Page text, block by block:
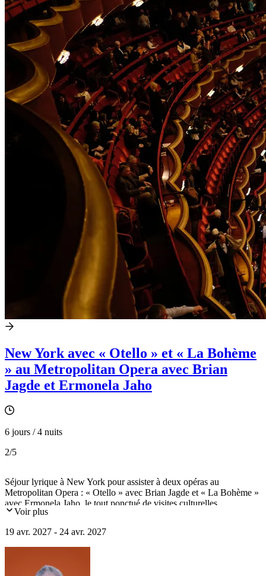
New York avec « Otello » et « La Bohème
» au Metropolitan Opera avec Brian
Jagde et Ermonela Jaho
6 jours / 4 nuits
2/5
Séjour lyrique à New York pour assister à deux opéras au
Metropolitan Opera : « Otello » avec Brian Jagde et « La Bohème »
avec Ermonela Jaho, le tout ponctué de visites culturelles.
Voir plus
19 avr. 2027 - 24 avr. 2027